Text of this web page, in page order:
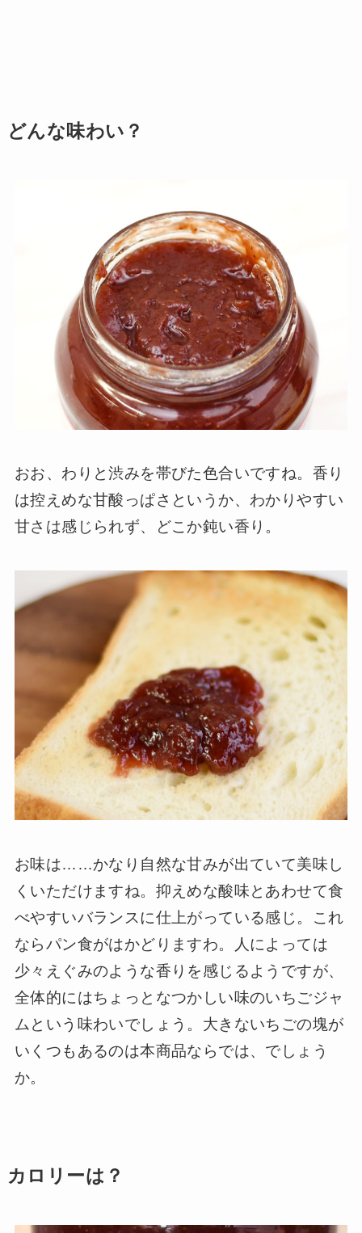
どんな味わい？
おお、わりと渋みを帯びた色合いですね。香り
は控えめな甘酸っぱさというか、わかりやすい
甘さは感じられず、どこか鈍い香り。
お味は……かなり自然な甘みが出ていて美味し
くいただけますね。抑えめな酸味とあわせて食
べやすいバランスに仕上がっている感じ。これ
ならパン食がはかどりますわ。人によっては
少々えぐみのような香りを感じるようですが、
全体的にはちょっとなつかしい味のいちごジャ
ムという味わいでしょう。大きないちごの塊が
いくつもあるのは本商品ならでは、でしょう
か。
カロリーは？